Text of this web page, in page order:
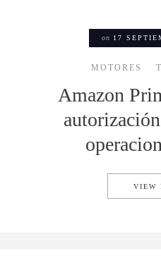
on 17
MOTORES
Amazon
VIEW